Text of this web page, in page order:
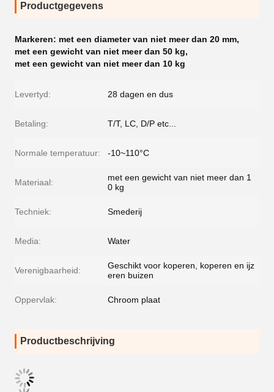
Productgegevens
Markeren: met een diameter van niet meer dan 20 mm,
met een gewicht van niet meer dan 50 kg,
met een gewicht van niet meer dan 10 kg
Levertyd: 28 dagen en dus
Betaling: T/T, LC, D/P etc...
Normale temperatuur: -10~110°C
Materiaal:
met een gewicht van niet meer dan 1
0 kg
Techniek: Smederij
Media: Water
Verenigbaarheid:
Geschikt voor koperen, koperen en ijz
eren buizen
Oppervlak: Chroom plaat
Productbeschrijving